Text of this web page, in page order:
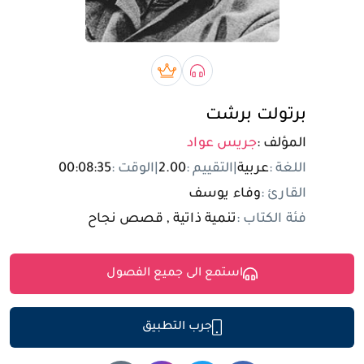
تسجيل الدخول
مستخدم جديد
صوتي bookبريميوم book
برتولت برشت
المؤلف :جريس عواد
اللغة :عربية التقييم :2.00 الوقت :00:08:35
القارئ :وفاء يوسف
فئة الكتاب :تنمية ذاتية , قصص نجاح
استمع الى جميع الفصول
جرب التطبيق